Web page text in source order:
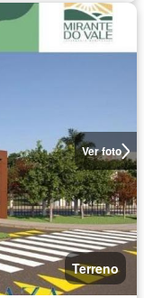
Ver foto
Terreno